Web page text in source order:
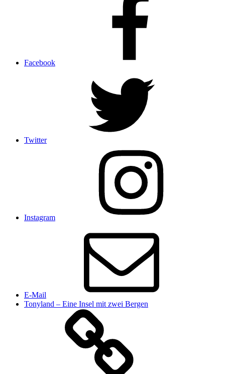
Facebook
Twitter
Instagram
E-Mail
Tonyland – Eine Insel mit zwei Bergen